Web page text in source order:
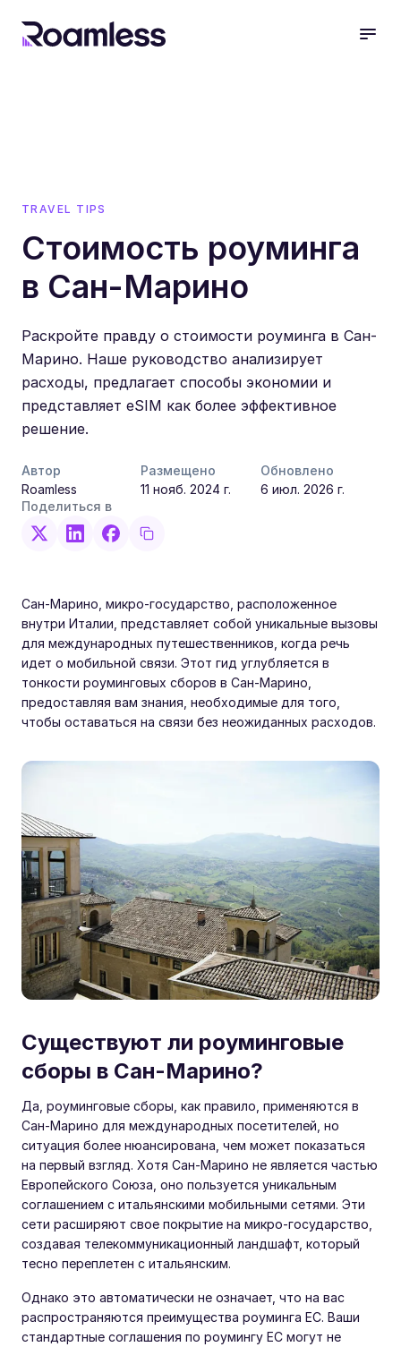
TRAVEL TIPS
Стоимость роуминга
в Сан-Марино
Раскройте правду о стоимости роуминга в Сан-
Марино. Наше руководство анализирует
расходы, предлагает способы экономии и
представляет eSIM как более эффективное
решение.
Автор
Roamless
Размещено
11 нояб. 2024 г.
Обновлено
6 июл. 2026 г.
Поделиться в
Сан-Марино, микро-государство, расположенное
внутри Италии, представляет собой уникальные вызовы
для международных путешественников, когда речь
идет о мобильной связи. Этот гид углубляется в
тонкости роуминговых сборов в Сан-Марино,
предоставляя вам знания, необходимые для того,
чтобы оставаться на связи без неожиданных расходов.
Существуют ли роуминговые
сборы в Сан-Марино?
Да, роуминговые сборы, как правило, применяются в
Сан-Марино для международных посетителей, но
ситуация более нюансирована, чем может показаться
на первый взгляд. Хотя Сан-Марино не является частью
Европейского Союза, оно пользуется уникальным
соглашением с итальянскими мобильными сетями. Эти
сети расширяют свое покрытие на микро-государство,
создавая телекоммуникационный ландшафт, который
тесно переплетен с итальянским.
Однако это автоматически не означает, что на вас
распространяются преимущества роуминга ЕС. Ваши
стандартные соглашения по роумингу ЕС могут не